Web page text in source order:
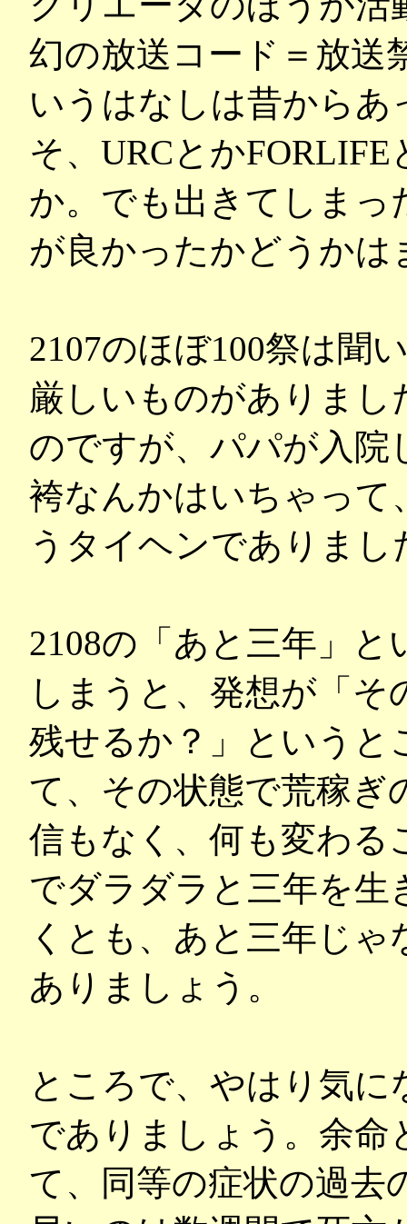
幻の放送コード＝放送
いうはなしは昔から
そ、URCとか
か。でも出きてしまっ
が良かったかどうか
2107のほぼ100祭は聞
厳しいものがありまし
のですが、パパが入院
袴なんかはいちゃって
うタイヘンでありまし
2108の「あと三年」
しまうと、発想が「
残せるか？」というと
て、その状態で荒稼ぎ
信もなく、何も変わる
でダラダラと三年を
くとも、あと三年じ
ありましょう。
ところで、やはり気
でありましょう。余命
て、同等の症状の過去